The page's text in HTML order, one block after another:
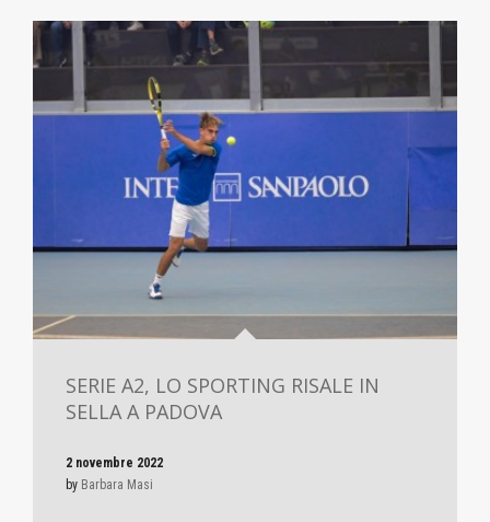
SERIE A2, LO SPORTING RISALE IN
SELLA A PADOVA
2 novembre 2022
by Barbara Masi